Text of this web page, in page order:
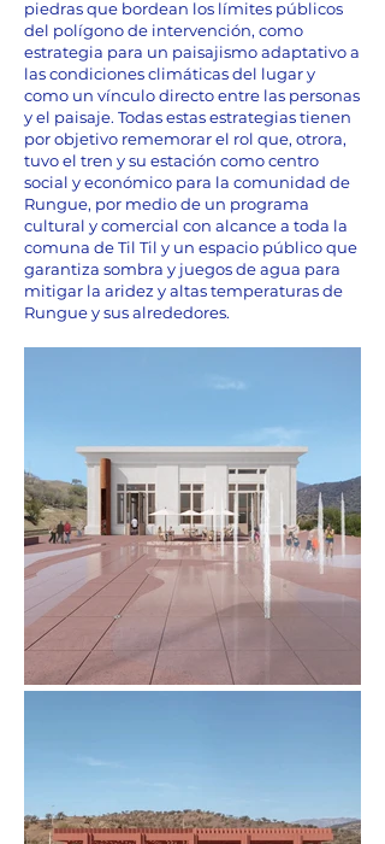
piedras que bordean los límites públicos
del polígono de intervención, como
estrategia para un paisajismo adaptativo a
las condiciones climáticas del lugar y
como un vínculo directo entre las personas
y el paisaje. Todas estas estrategias tienen
por objetivo rememorar el rol que, otrora,
tuvo el tren y su estación como centro
social y económico para la comunidad de
Rungue, por medio de un programa
cultural y comercial con alcance a toda la
comuna de Til Til y un espacio público que
garantiza sombra y juegos de agua para
mitigar la aridez y altas temperaturas de
Rungue y sus alrededores.